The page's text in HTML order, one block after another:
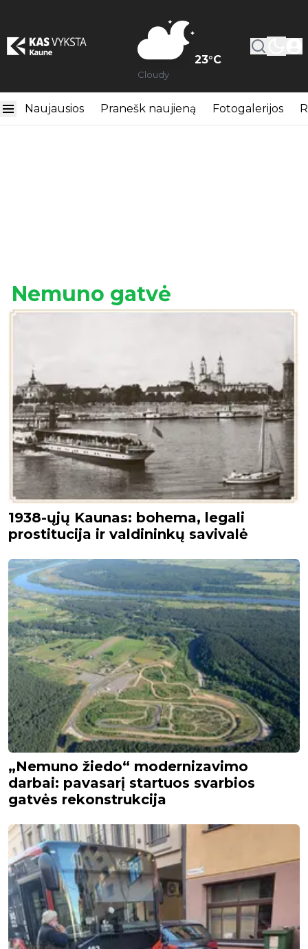
23°C
Cloudy
Naujausios Pranešk naujieną Fotogalerijos
Nemuno gatvė
1938-ųjų Kaunas: bohema, legali
prostitucija ir valdininkų savivalė
„Nemuno žiedo“ modernizavimo
darbai: pavasarį startuos svarbios
gatvės rekonstrukcija